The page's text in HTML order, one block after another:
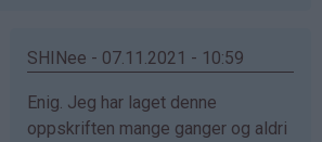
bekreftet)
SHINee - 07.11.2021 - 10:59
Som
svar
Enig. Jeg har laget denne
oppskriften mange ganger og aldri